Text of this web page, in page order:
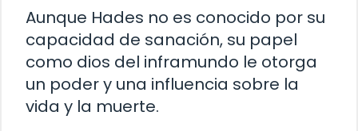
Aunque Hades no es conocido por su
capacidad de sanación, su papel
como dios del inframundo le otorga
un poder y una influencia sobre la
vida y la muerte.